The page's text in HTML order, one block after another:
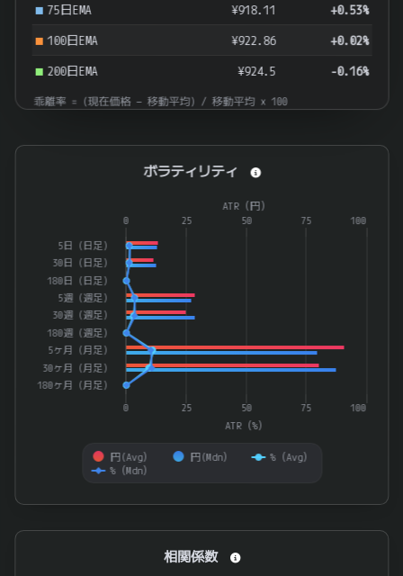
75日EMA ¥918.11 +0.53%
100日EMA ¥922.86 +0.02%
200日EMA ¥924.5 -0.16%
乖離率 = (現在価格 − 移動平均) / 移動平均 × 100
Combination chart with 4 data series.
The chart has 1 X axis displaying categories.
The chart has 2 Y axes displaying ATR（%） and ATR（円）.
ATR（%）
ATR（円）
円(Avg） 円(Mdn）
%（Avg）
%（Mdn）
5日（日足）
30日（日足）
180日（日足）
5週（週足）
30週（週足）
180週（週足）
5ヶ月（月足）
30ヶ月（月足）
180ヶ月（月足）
0 100
25 50 75
0 100
25 50 75
ボラティリティ
End of interactive chart.
相関係数